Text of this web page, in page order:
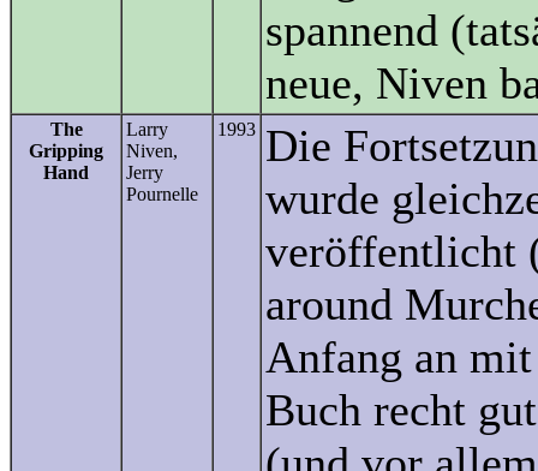
spannend
neue, Niven
The
Gripping
Hand
Larry
Niven,
Jerry
Pournelle
1993 Die
wurde
veröffentlicht
around
Anfang an
Buch recht